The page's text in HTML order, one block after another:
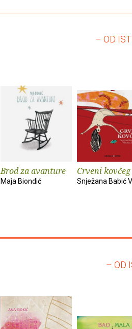
– OD
Brod za avanture
Maja Biondić
Crveni kovčeg
Snježana Babić
– OD